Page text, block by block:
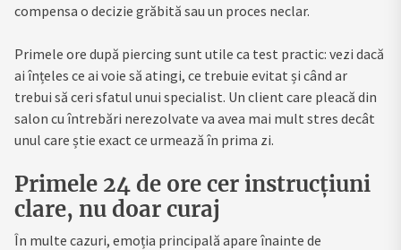
compensa o decizie grăbită sau un proces neclar.
Primele ore după piercing sunt utile ca test practic: vezi dacă
ai înțeles ce ai voie să atingi, ce trebuie evitat și când ar
trebui să ceri sfatul unui specialist. Un client care pleacă din
salon cu întrebări nerezolvate va avea mai mult stres decât
unul care știe exact ce urmează în prima zi.
Primele 24 de ore cer instrucțiuni
clare, nu doar curaj
În multe cazuri, emoția principală apare înainte de